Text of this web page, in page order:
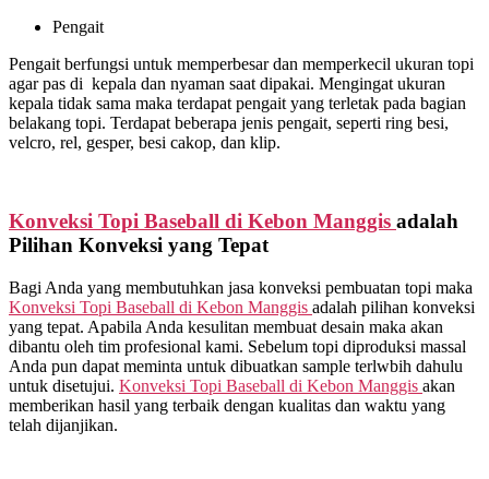
Pengait
Pengait berfungsi untuk memperbesar dan memperkecil ukuran topi
agar pas di kepala dan nyaman saat dipakai. Mengingat ukuran
kepala tidak sama maka terdapat pengait yang terletak pada bagian
belakang topi. Terdapat beberapa jenis pengait, seperti ring besi,
velcro, rel, gesper, besi cakop, dan klip.
Konveksi Topi Baseball di Kebon Manggis adalah
Pilihan Konveksi yang Tepat
Bagi Anda yang membutuhkan jasa konveksi pembuatan topi maka
Konveksi Topi Baseball di Kebon Manggis adalah pilihan konveksi
yang tepat. Apabila Anda kesulitan membuat desain maka akan
dibantu oleh tim profesional kami. Sebelum topi diproduksi massal
Anda pun dapat meminta untuk dibuatkan sample terlwbih dahulu
untuk disetujui. Konveksi Topi Baseball di Kebon Manggis akan
memberikan hasil yang terbaik dengan kualitas dan waktu yang
telah dijanjikan.